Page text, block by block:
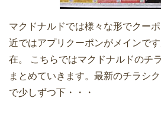
マクドナルドでは様々な形でクー
近ではアプリクーポンがメインで
在。 こちらではマクドナルドのチ
まとめていきます。最新のチラシ
で少しずつ下・・・